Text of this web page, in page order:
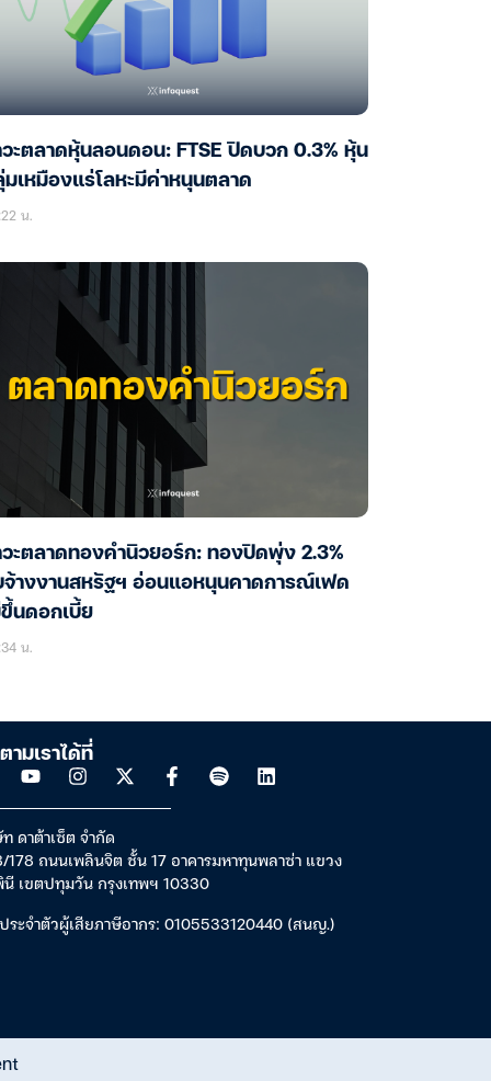
วะตลาดหุ้นลอนดอน: FTSE ปิดบวก 0.3% หุ้น
มเหมืองแร่โลหะมีค่าหนุนตลาด
น.
วะตลาดทองคำนิวยอร์ก: ทองปิดพุ่ง 2.3%
จ้างงานสหรัฐฯ อ่อนแอหนุนคาดการณ์เฟด
ขึ้นดอกเบี้ย
น.
ามเราได้ที่
ดาต้าเซ็ต จำกัด
178 ถนนเพลินจิต ชั้น 17 อาคารมหาทุนพลาซ่า แขวง
เขตปทุมวัน กรุงเทพฯ 10330
ระจำตัวผู้เสียภาษีอากร: 0105533120440 (สนญ.)